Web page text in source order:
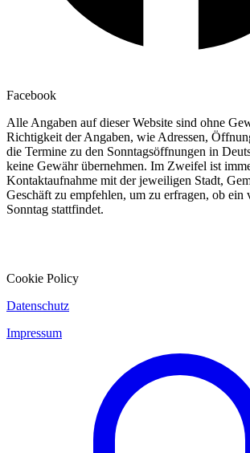
Facebook
Alle Angaben auf dieser Website sind ohne
Richtigkeit der Angaben, wie Adressen,
die Termine zu den Sonntagsöffnungen in
keine Gewähr übernehmen. Im Zweifel ist
Kontaktaufnahme mit der jeweiligen Stadt,
Geschäft zu empfehlen, um zu erfragen, ob ein
Sonntag stattfindet.
Cookie Policy
Datenschutz
Impressum